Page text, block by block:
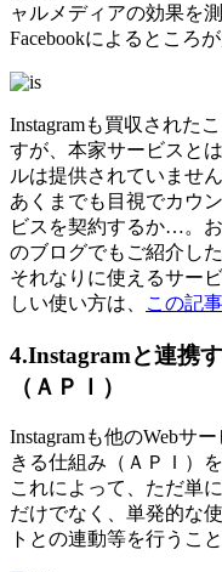
ャルメディアの効果を
Facebookによるところ
Instagramも買収された
すが、本家サービスと
ルは提供されていません
あくまでも目視でカウ
ビスを契約するか…。
のブログでもご紹介した
それなりに使えるサー
しい使い方は、
この記事
4.Instagramと連携
（ＡＰＩ）
Instagramも他のWebサ
きる仕組み（ＡＰＩ）
これによって、ただ単
だけでなく、単発的な
トとの連動等を行うこ